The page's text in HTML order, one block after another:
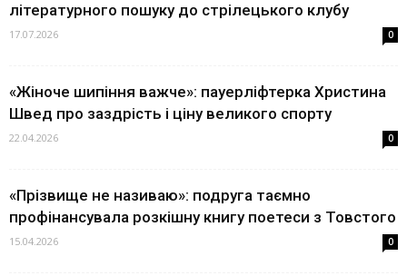
літературного пошуку до стрілецького клубу
17.07.2026 0
«Жіноче шипіння важче»: пауерліфтерка Христина
Швед про заздрість і ціну великого спорту
22.04.2026 0
«Прізвище не називаю»: подруга таємно
профінансувала розкішну книгу поетеси з Товстого
15.04.2026 0